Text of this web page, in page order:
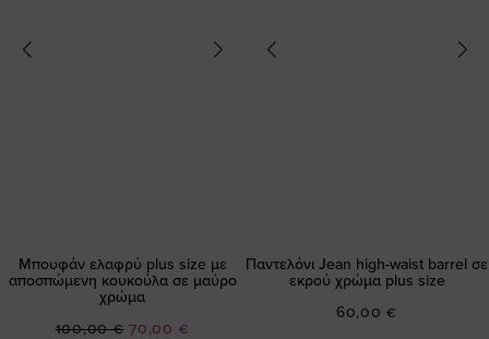
Μπουφάν ελαφρύ plus size με
αποσπώμενη κουκούλα σε μαύρο
χρώμα
Ειδική
70,00 €
100,00 €
Παντελόνι Jean high-waist barrel σε
εκρού χρώμα plus size
60,00 €